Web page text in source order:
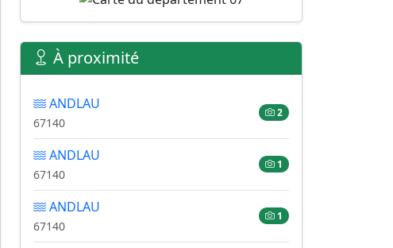
À proximité
ANDLAU
67140
2
ANDLAU
67140
1
ANDLAU
67140
1